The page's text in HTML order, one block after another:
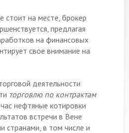
стоит на месте, брокер
предлагая
на финансовых
свое внимание на
деятельности
торговлю по контрактам
нефтяные котировки
встречи в Вене
в том числе и